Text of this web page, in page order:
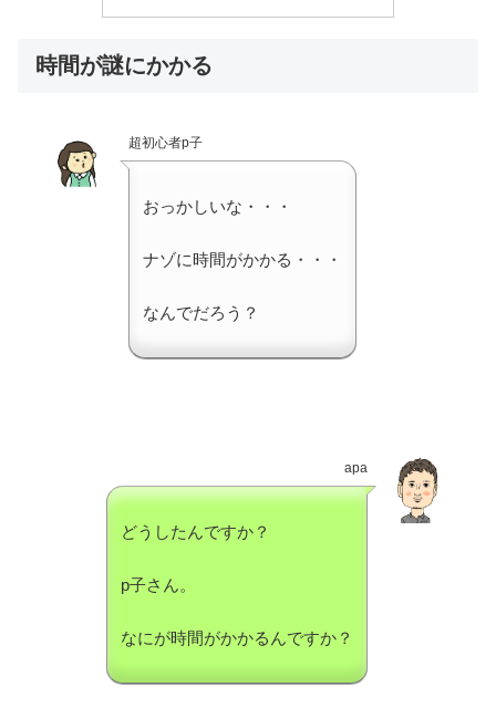
時間が謎にかかる
超初心者p子
おっかしいな・・・
ナゾに時間がかかる・・・
なんでだろう？
apa
どうしたんですか？
p子さん。
なにが時間がかかるんですか？